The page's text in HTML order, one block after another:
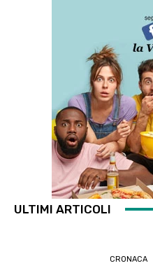
ULTIMI ARTICOLI
CRONACA